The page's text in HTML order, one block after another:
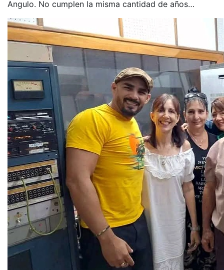
Angulo. No cumplen la misma cantidad de años…